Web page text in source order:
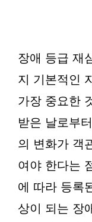
장애 등급 재
지 기본적인
가장 중요한
받은 날로부
의 변화가 객
여야 한다는
에 따라 등록
상이 되는 장